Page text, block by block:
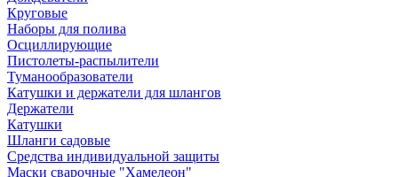
Круговые
Наборы для полива
Осциллирующие
Пистолеты-распылители
Туманообразователи
Катушки и держатели для шлангов
Держатели
Катушки
Шланги садовые
Средства индивидуальной защиты
Маски сварочные "Хамелеон"